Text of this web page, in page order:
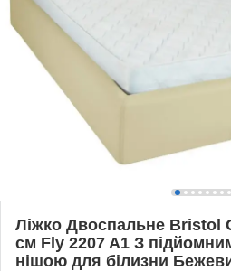
Ліжко Двоспальне Bristol
см Fly 2207 A1 З
нішою для білизни